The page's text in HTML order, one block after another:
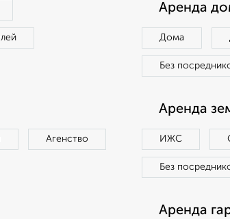
Аренда
Дома
Без
Агенство
Аренда
ИЖС
Без
Аренда